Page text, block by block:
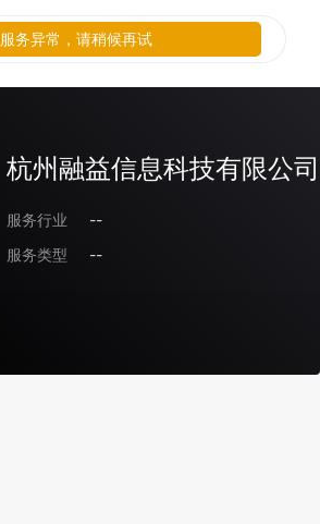
杭州融益信息科技有限公司
服务行业
--
服务类型
--
服务异常，请稍候再试